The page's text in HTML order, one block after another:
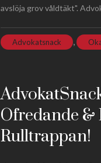
avslöja grov våldtäkt".
Advokatsnack ,
Ofredande &
Rulltrappan!